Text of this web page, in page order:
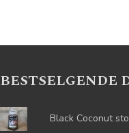
BESTSELGENDE
Black Coconut